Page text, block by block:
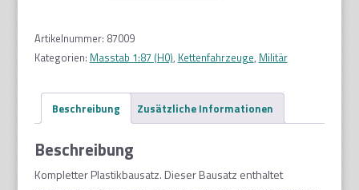
Menge
Artikelnummer: 87009
Kategorien: Masstab 1:87 (H0), Kettenfahrzeuge, Militär
Beschreibung Zusätzliche Informationen
Beschreibung
Kompletter Plastikbausatz. Dieser Bausatz enthaltet